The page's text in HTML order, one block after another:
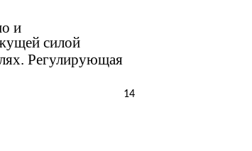
14
и
силой
Регулирующая